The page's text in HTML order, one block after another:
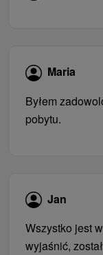
Maria
Byłem
pobytu.
Jan
Wszystko jest
wyjaśnić,